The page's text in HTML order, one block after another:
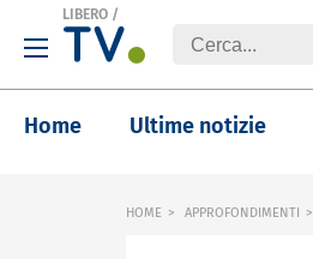
LIBERO /
Home Ultime notizie
HOME APPROFONDIMENTI